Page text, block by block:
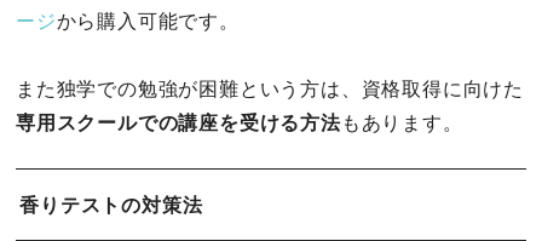
ージから購入可能です。
また独学での勉強が困難という方は、資格取得に向けた
専用スクールでの講座を受ける方法もあります。
香りテストの対策法